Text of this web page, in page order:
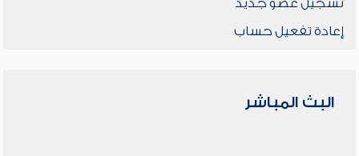
تسجيل عضو جديد
إعادة تفعيل حساب
البث المباشر